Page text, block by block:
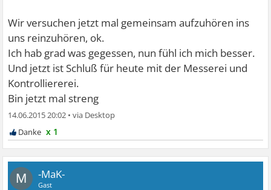
Wir versuchen jetzt mal gemeinsam aufzuhören ins
uns reinzuhören, ok.
Ich hab grad was gegessen, nun fühl ich mich besser.
Und jetzt ist Schluß für heute mit der Messerei und
Kontrolliererei.
Bin jetzt mal streng
14.06.2015 20:02 •
x 1
M -MaK-
Gast